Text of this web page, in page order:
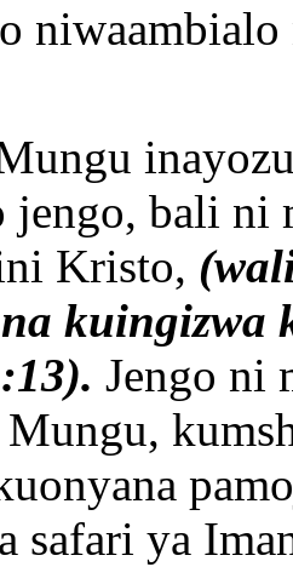
niwaambialo
jengo, bali ni
Kristo,
kuingizwa
Jengo ni
safari ya